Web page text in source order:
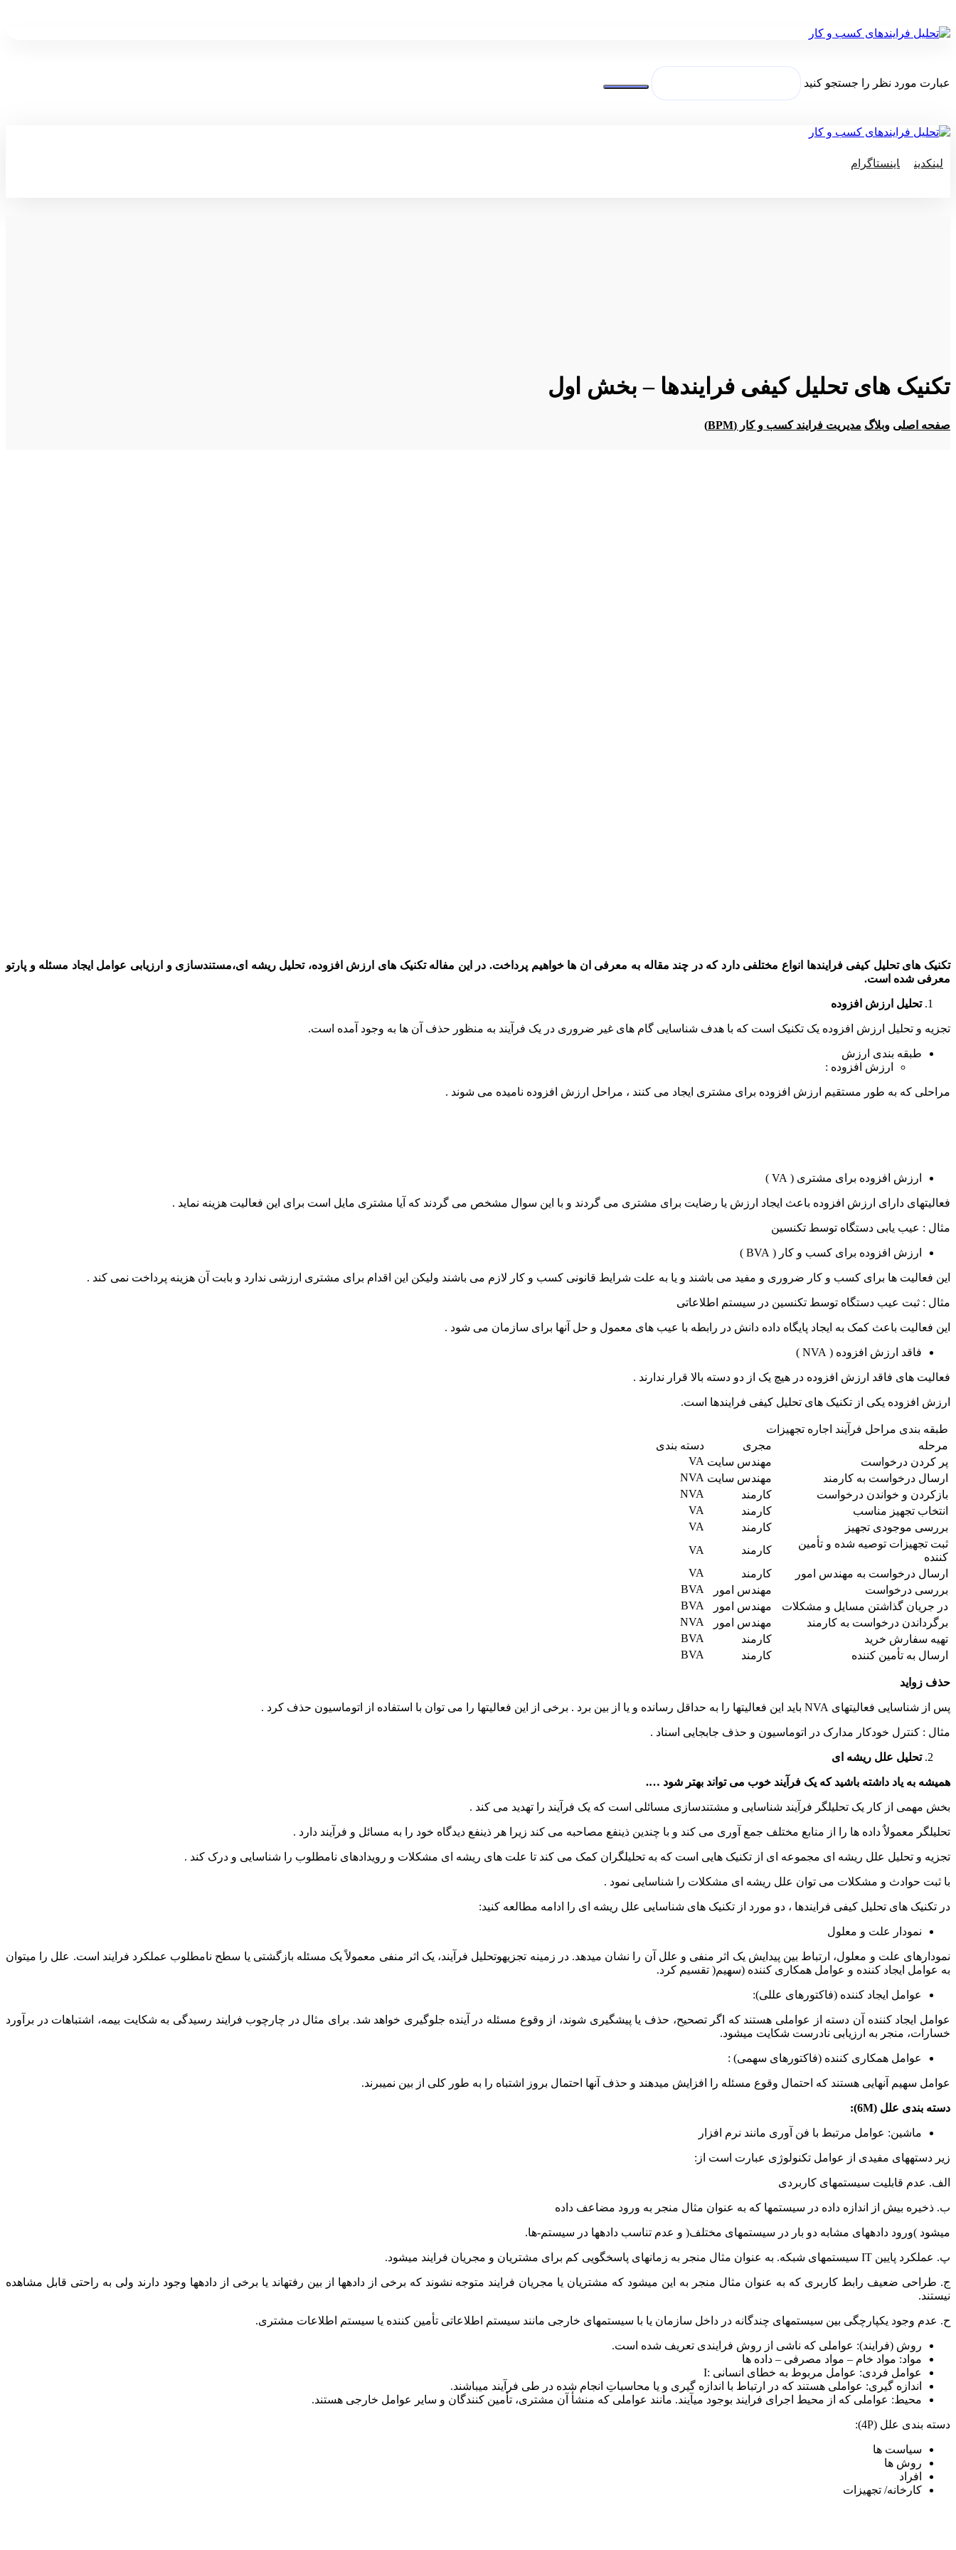
عبارت مورد نظر را جستجو کنید
لینکدین
اینستاگرام
تکنیک های تحلیل کیفی فرایندها – بخش اول
صفحه اصلی وبلاگ مدیریت فرایند کسب و کار (BPM)
تکنیک های تحلیل کیفی فرایندها انواع مختلفی دارد که در چند مقاله به معرفی ان ها خواهیم پرداخت. در این مفاله تکنیک های ارزش افزوده، تحلیل ریشه ای،مستندسازی و ارزیابی عوامل ایجاد مسئله و پارتو
معرفی شده است.
تحلیل ارزش افزوده
تجزیه و تحلیل ارزش افزوده یک تکنیک است که با هدف شناسایی گام های غیر ضروری در یک فرآیند به منظور حذف آن ها به وجود آمده است.
طبقه بندی ارزش
ارزش افزوده :
مراحلی که به طور مستقیم ارزش افزوده برای مشتری ایجاد می کنند ، مراحل ارزش افزوده نامیده می شوند .
ارزش افزوده برای مشتری ( VA )
فعالیتهای دارای ارزش افزوده باعث ایجاد ارزش یا رضایت برای مشتری می گردند و با این سوال مشخص می گردند که آیا مشتری مایل است برای این فعالیت هزینه نماید .
مثال : عیب یابی دستگاه توسط تکنسین
ارزش افزوده برای کسب و کار ( BVA )
این فعالیت ها برای کسب و کار ضروری و مفید می باشند و یا به علت شرایط قانونی کسب و کار لازم می باشند ولیکن این اقدام برای مشتری ارزشی ندارد و بابت آن هزینه پرداخت نمی کند .
مثال : ثبت عیب دستگاه توسط تکنسین در سیستم اطلاعاتی
این فعالیت باعث کمک به ایجاد پایگاه داده دانش در رابطه با عیب های معمول و حل آنها برای سازمان می شود .
فاقد ارزش افزوده ( NVA )
فعالیت های فاقد ارزش افزوده در هیچ یک از دو دسته بالا قرار ندارند .
ارزش افزوده یکی از تکنیک های تحلیل کیفی فرایندها است.
طبقه بندی مراحل فرآیند اجاره تجهیزات
مرحله
مجری
دسته بندی
پر کردن درخواست
مهندس سایت VA
ارسال درخواست به کارمند
مهندس سایت NVA
بازکردن و خواندن درخواست
کارمند
NVA
انتخاب تجهیز مناسب
کارمند
VA
بررسی موجودی تجهیز
کارمند
VA
ثبت تجهیزات توصیه شده و تأمین
کننده
کارمند
VA
ارسال درخواست به مهندس امور
کارمند
VA
بررسی درخواست
مهندس امور
BVA
در جریان گذاشتن مسایل و مشکلات
مهندس امور
BVA
برگرداندن درخواست به کارمند
مهندس امور
NVA
تهیه سفارش خرید
کارمند
BVA
ارسال به تأمین کننده
کارمند BVA
حذف زواید
پس از شناسایی فعالیتهای NVA باید این فعالیتها را به حداقل رسانده و یا از بین برد . برخی از این فعالیتها را می توان با استفاده از اتوماسیون حذف کرد .
مثال : کنترل خودکار مدارک در اتوماسیون و حذف جابجایی اسناد .
تحلیل علل ریشه ای
همیشه به یاد داشته باشید که یک فرآیند خوب می تواند بهتر شود ….
بخش مهمی از کار یک تحلیلگر فرآیند شناسایی و مشتندسازی مسائلی است که یک فرآیند را تهدید می کند .
تحلیلگر معمولاٌ داده ها را از منابع مختلف جمع آوری می کند و با چندین ذینفع مصاحبه می کند زیرا هر ذینفع دیدگاه خود را به مسائل و فرآیند دارد .
تجزیه و تحلیل علل ریشه ای مجموعه ای از تکنیک هایی است که به تحلیلگران کمک می کند تا علت های ریشه ای مشکلات و رویدادهای نامطلوب را شناسایی و درک کند .
با ثبت حوادث و مشکلات می توان علل ریشه ای مشکلات را شناسایی نمود .
در تکنیک های تحلیل کیفی فرایندها ، دو مورد از تکنیک های شناسایی علل ریشه ای را ادامه مطالعه کنید:
نمودار علت و معلول
نمودارهای علت و معلول، ارتباط بین پیدایش یک اثر منفی و علل آن را نشان میدهد. در زمینه تجزیهوتحلیل فرآیند، یک اثر منفی معمولاً یک مسئله بازگشتی یا سطح نامطلوب عملکرد فرایند است. علل را میتوان
به عوامل ایجاد کننده و عوامل همکاری کننده (سهیم( تقسیم کرد.
عوامل ایجاد کننده (فاکتورهای عللی):
عوامل ایجاد کننده آن دسته از عواملی هستند که اگر تصحیح، حذف یا پیشگیری شوند، از وقوع مسئله در آینده جلوگیری خواهد شد. برای مثال در چارچوب فرایند رسیدگی به شکایت بیمه، اشتباهات در برآورد
خسارات، منجر به ارزیابی نادرست شکایت میشود.
عوامل همکاری کننده (فاکتورهای سهمی) :
عوامل سهیم آنهایی هستند که احتمال وقوع مسئله را افزایش میدهند و حذف آنها احتمال بروز اشتباه را به طور کلی از بین نمیبرند.
دسته بندی علل (6M)
:
ماشین: عوامل مرتبط با فن آوری مانند نرم افزار
زیر دستههای مفیدی از عوامل تکنولوژی عبارت است از:
الف. عدم قابلیت سیستمهای کاربردی
ب. ذخیره بیش از اندازه داده در سیستمها که به عنوان مثال منجر به ورود مضاعف داده
میشود )ورود دادههای مشابه دو بار در سیستمهای مختلف( و عدم تناسب دادهها در سیستم-ها.
پ. عملکرد پایین IT سیستمهای شبکه. به عنوان مثال منجر به زمانهای پاسخگویی کم برای مشتریان و مجریان فرایند میشود.
ج. طراحی ضعیف رابط کاربری که به عنوان مثال منجر به این میشود که مشتریان یا مجریان فرایند متوجه نشوند که برخی از دادهها از بین رفتهاند یا برخی از دادهها وجود دارند ولی به راحتی قابل مشاهده
نیستند.
ح. عدم وجود یکپارچگی بین سیستمهای چندگانه در داخل سازمان یا با سیستمهای خارجی مانند سیستم اطلاعاتی تأمین کننده یا سیستم اطلاعات مشتری.
روش (فرایند): عواملی که ناشی از روش فرایندی تعریف شده است.
مواد: مواد خام – مواد مصرفی – داده ها
عوامل فردی: عوامل مربوط به خطای انسانی :I
اندازه گیری: عواملی هستند که در ارتباط با اندازه گیری و یا محاسباتِ انجام شده در طی فرآیند میباشند.
محیط: عواملی که از محیط اجرای فرایند بوجود میآیند. مانند عواملی که منشأ آن مشتری، تأمین کنندگان و سایر عوامل خارجی هستند.
دسته بندی علل (4P):
سیاست ها
روش ها
افراد
کارخانه/ تجهیزات